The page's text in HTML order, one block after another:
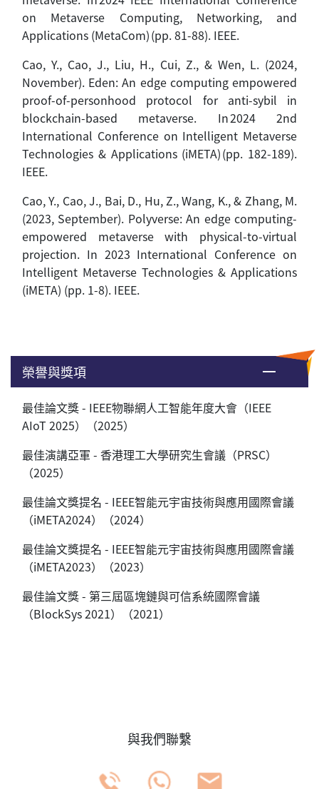
on Metaverse Computing, Networking, and
Applications (MetaCom) (pp. 81-88). IEEE.
Cao, Y., Cao, J., Liu, H., Cui, Z., & Wen, L. (2024,
November). Eden: An edge computing empowered
proof-of-personhood protocol for anti-sybil in
blockchain-based metaverse. In 2024 2nd
International Conference on Intelligent Metaverse
Technologies & Applications (iMETA) (pp. 182-189).
IEEE.
Cao, Y., Cao, J., Bai, D., Hu, Z., Wang, K., & Zhang, M.
(2023, September). Polyverse: An edge computing-
empowered metaverse with physical-to-virtual
projection. In 2023 International Conference on
Intelligent Metaverse Technologies & Applications
(iMETA) (pp. 1-8). IEEE.
榮譽與獎項
最佳論文獎 - IEEE物聯網人工智能年度大會（IEEE
AIoT 2025）（2025）
最佳演講亞軍 - 香港理工大學研究生會議（PRSC）
（2025）
最佳論文獎提名 - IEEE智能元宇宙技術與應用國際會議
（iMETA2024）（2024）
最佳論文獎提名 - IEEE智能元宇宙技術與應用國際會議
（iMETA2023）（2023）
最佳論文獎 - 第三屆區塊鏈與可信系統國際會議
（BlockSys 2021）（2021）
與我們聯繫